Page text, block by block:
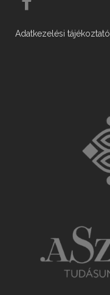
Adatkezelési tájékoztató